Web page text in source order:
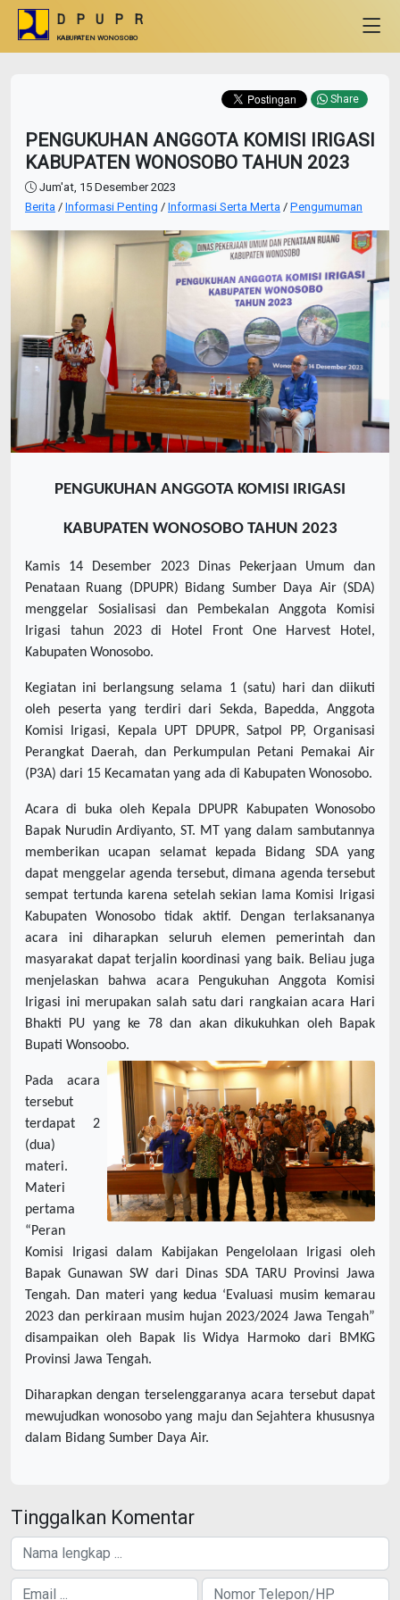
DPUPR
KABUPATEN WONOSOBO
Share
PENGUKUHAN ANGGOTA KOMISI IRIGASI
KABUPATEN WONOSOBO TAHUN 2023
Jum'at, 15 Desember 2023
Berita / Informasi Penting / Informasi Serta Merta / Pengumuman
PENGUKUHAN ANGGOTA KOMISI IRIGASI
KABUPATEN WONOSOBO TAHUN 2023
Kamis 14 Desember 2023 Dinas Pekerjaan Umum dan
Penataan Ruang (DPUPR) Bidang Sumber Daya Air (SDA)
menggelar Sosialisasi dan Pembekalan Anggota Komisi
Irigasi tahun 2023 di Hotel Front One Harvest Hotel,
Kabupaten Wonosobo.
Kegiatan ini berlangsung selama 1 (satu) hari dan diikuti
oleh peserta yang terdiri dari Sekda, Bapedda, Anggota
Komisi Irigasi, Kepala UPT DPUPR, Satpol PP, Organisasi
Perangkat Daerah, dan Perkumpulan Petani Pemakai Air
(P3A) dari 15 Kecamatan yang ada di Kabupaten Wonosobo.
Acara di buka oleh Kepala DPUPR Kabupaten Wonosobo
Bapak Nurudin Ardiyanto, ST. MT yang dalam sambutannya
memberikan ucapan selamat kepada Bidang SDA yang
dapat menggelar agenda tersebut, dimana agenda tersebut
sempat tertunda karena setelah sekian lama Komisi Irigasi
Kabupaten Wonosobo tidak aktif. Dengan terlaksananya
acara ini diharapkan seluruh elemen pemerintah dan
masyarakat dapat terjalin koordinasi yang baik. Beliau juga
menjelaskan bahwa acara Pengukuhan Anggota Komisi
Irigasi ini merupakan salah satu dari rangkaian acara Hari
Bhakti PU yang ke 78 dan akan dikukuhkan oleh Bapak
Bupati Wonsoobo.
Pada acara
tersebut
terdapat 2
(dua)
materi.
Materi
pertama
“Peran
Komisi Irigasi dalam Kabijakan Pengelolaan Irigasi oleh
Bapak Gunawan SW dari Dinas SDA TARU Provinsi Jawa
Tengah. Dan materi yang kedua ‘Evaluasi musim kemarau
2023 dan perkiraan musim hujan 2023/2024 Jawa Tengah”
disampaikan oleh Bapak Iis Widya Harmoko dari BMKG
Provinsi Jawa Tengah.
Diharapkan dengan terselenggaranya acara tersebut dapat
mewujudkan wonosobo yang maju dan Sejahtera khususnya
dalam Bidang Sumber Daya Air.
Tinggalkan Komentar